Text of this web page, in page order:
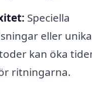
Speciella
eller unika
kan öka
ritningarna.